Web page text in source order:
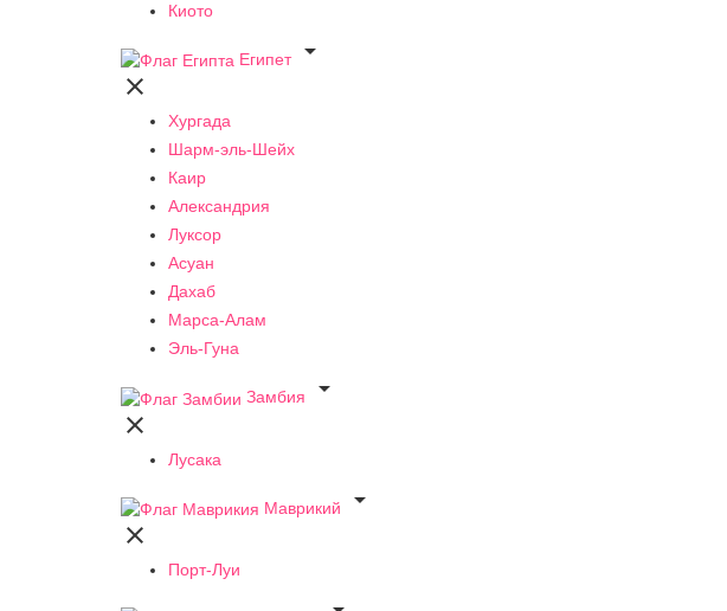
Киото
Египет


Хургада
Шарм-эль-Шейх
Каир
Александрия
Луксор
Асуан
Дахаб
Марса-Алам
Эль-Гуна
Замбия


Лусака
Маврикий


Порт-Луи